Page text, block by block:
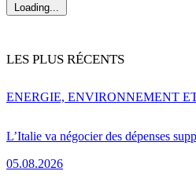
Loading...
LES PLUS RÉCENTS
L’Italie va négocier des dépenses
05.08.2026
ENERGIE, ENVIRONNEMENT